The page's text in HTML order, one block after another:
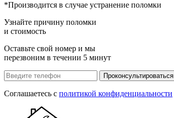
*Производится в случае устранение поломки
Узнайте причину поломки
и стоимость
Оставьте свой номер и мы
перезвоним в течении 5 минут
Проконсультироваться
Соглашаетесь с политикой конфиденциальности